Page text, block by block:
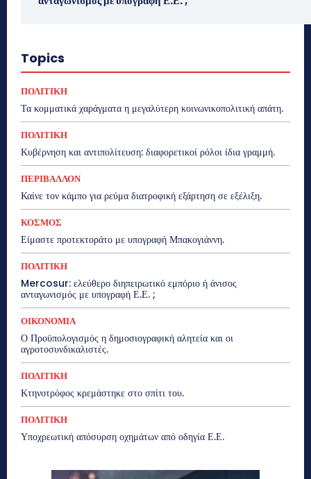
Topics
ΠΟΛΙΤΙΚΗ
Τα κομματικά χαράγματα η μεγαλύτερη κοινωνικοπολιτική απάτη.
ΠΟΛΙΤΙΚΗ
Κυβέρνηση και αντιπολίτευση: διαφορετικοί ρόλοι ίδια γραμμή.
ΠΕΡΙΒΑΛΛΟΝ
Καίνε τον κάμπο για ρεύμα διατροφική εξάρτηση σε εξέλιξη.
ΚΟΣΜΟΣ
Είμαστε προτεκτοράτο με υπογραφή Μπακογιάννη.
ΠΟΛΙΤΙΚΗ
Mercosur: ελεύθερο διηπειρωτικό εμπόριο ή άνισος
ανταγωνισμός με υπογραφή Ε.Ε. ;
ΟΙΚΟΝΟΜΙΑ
Ο Προϋπολογισμός η δημοσιογραφική αλητεία και οι
αγροτοσυνδικαλιστές.
ΠΟΛΙΤΙΚΗ
Κτηνοτρόφος κρεμάστηκε στο σπίτι του.
ΠΟΛΙΤΙΚΗ
Υποχρεωτική απόσυρση οχημάτων από οδηγία Ε.Ε.